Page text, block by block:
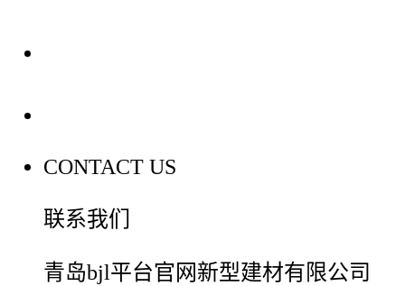
CONTACT US
联系我们
青岛bjl平台官网新型建材有限公司